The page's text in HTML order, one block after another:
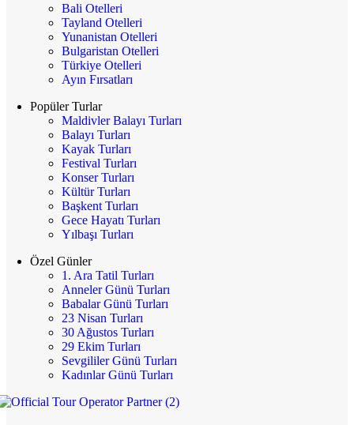
Bali Otelleri
Tayland Otelleri
Yunanistan Otelleri
Bulgaristan Otelleri
Türkiye Otelleri
Ayın Fırsatları
Popüler Turlar
Maldivler Balayı Turları
Balayı Turları
Kayak Turları
Festival Turları
Konser Turları
Kültür Turları
Başkent Turları
Gece Hayatı Turları
Yılbaşı Turları
Özel Günler
1. Ara Tatil Turları
Anneler Günü Turları
Babalar Günü Turları
23 Nisan Turları
30 Ağustos Turları
29 Ekim Turları
Sevgililer Günü Turları
Kadınlar Günü Turları